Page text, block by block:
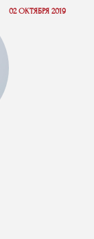
02 ОКТЯБРЯ 2019